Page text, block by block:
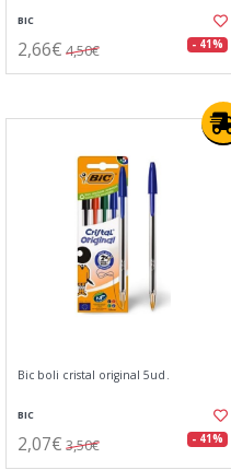
BIC
2,66€ 4,50€ - 41%
Bic boli cristal original 5ud.
BIC
2,07€ 3,50€ - 41%